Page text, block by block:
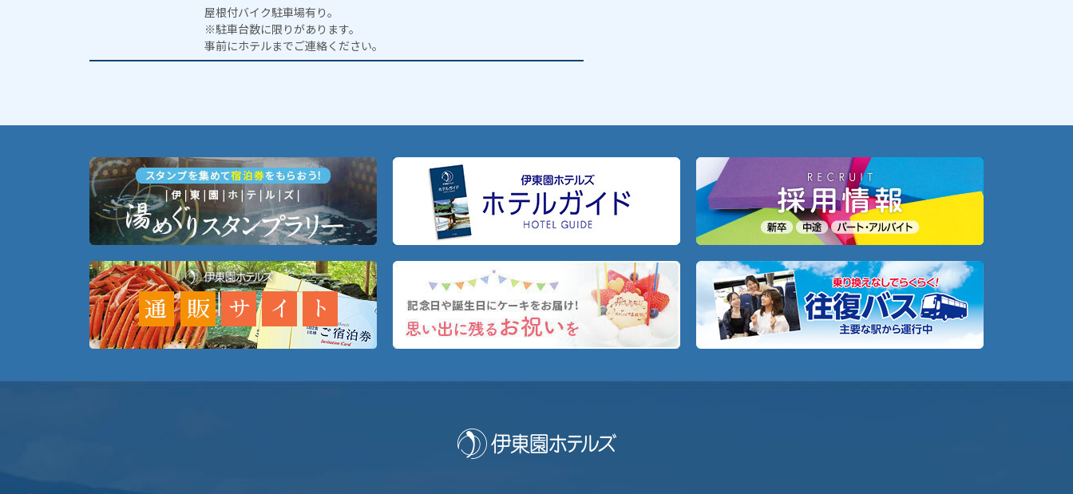
屋根付バイク駐車場有り。
※駐車台数に限りがあります。
事前にホテルまでご連絡ください。